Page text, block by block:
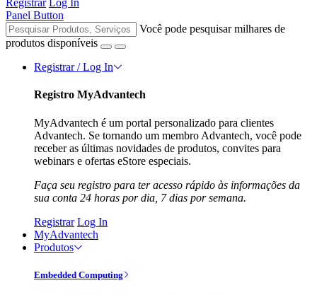
Registrar Log In
Panel Button
Você pode pesquisar milhares de
produtos disponíveis
Registrar / Log In
Registro MyAdvantech
MyAdvantech é um portal personalizado para clientes
Advantech. Se tornando um membro Advantech, você pode
receber as últimas novidades de produtos, convites para
webinars e ofertas eStore especiais.
Faça seu registro para ter acesso rápido às informações da
sua conta 24 horas por dia, 7 dias por semana.
Registrar Log In
MyAdvantech
Produtos
Embedded Computing